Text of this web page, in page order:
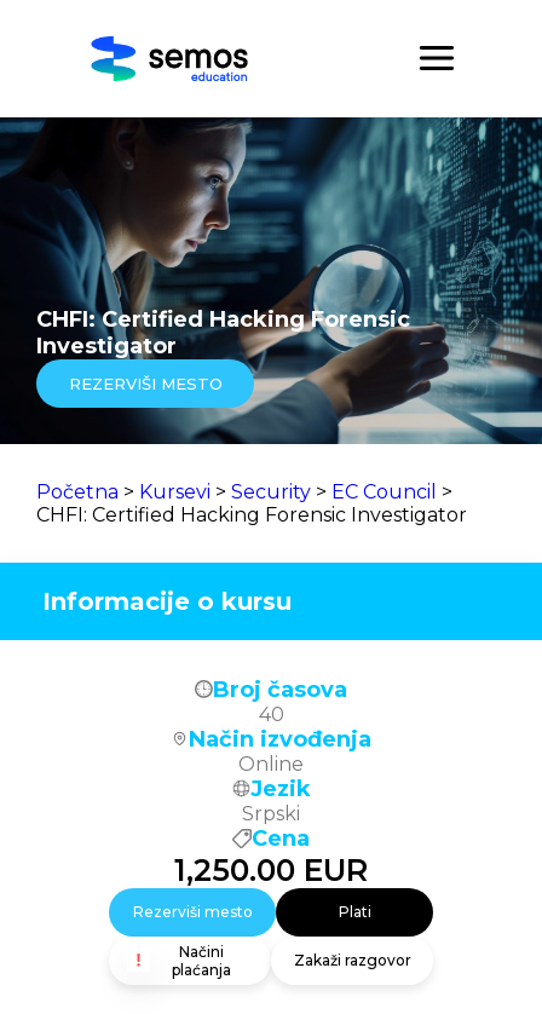
CHFI: Certified Hacking Forensic
Investigator
REZERVIŠI MESTO
Početna > Kursevi > Security > EC Council >
CHFI: Certified Hacking Forensic Investigator
Informacije o kursu
Broj časova
40
Način izvođenja
Online
Jezik
Srpski
Cena
1,250.00 EUR
Rezerviši mesto Plati
Načini
plaćanja
Zakaži razgovor